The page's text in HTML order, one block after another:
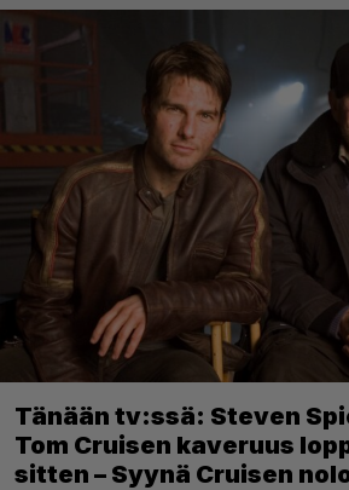
Tänään tv:ssä: Steven
Tom Cruisen kaveruus
sitten – Syynä Cruisen